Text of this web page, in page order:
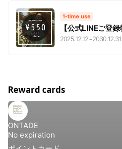
1-time use
【公式LINEご登
ン
2025.12.12~2030.12.31
Reward cards